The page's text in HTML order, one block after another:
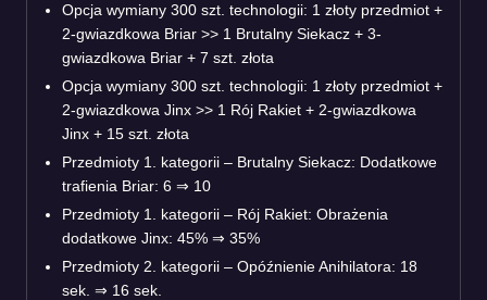
Opcja wymiany 300 szt. technologii: 1 złoty przedmiot +
2-gwiazdkowa Briar >> 1 Brutalny Siekacz + 3-
gwiazdkowa Briar + 7 szt. złota
Opcja wymiany 300 szt. technologii: 1 złoty przedmiot +
2-gwiazdkowa Jinx >> 1 Rój Rakiet + 2-gwiazdkowa
Jinx + 15 szt. złota
Przedmioty 1. kategorii – Brutalny Siekacz: Dodatkowe
trafienia Briar: 6 ⇒ 10
Przedmioty 1. kategorii – Rój Rakiet: Obrażenia
dodatkowe Jinx: 45% ⇒ 35%
Przedmioty 2. kategorii – Opóźnienie Anihilatora: 18
sek. ⇒ 16 sek.